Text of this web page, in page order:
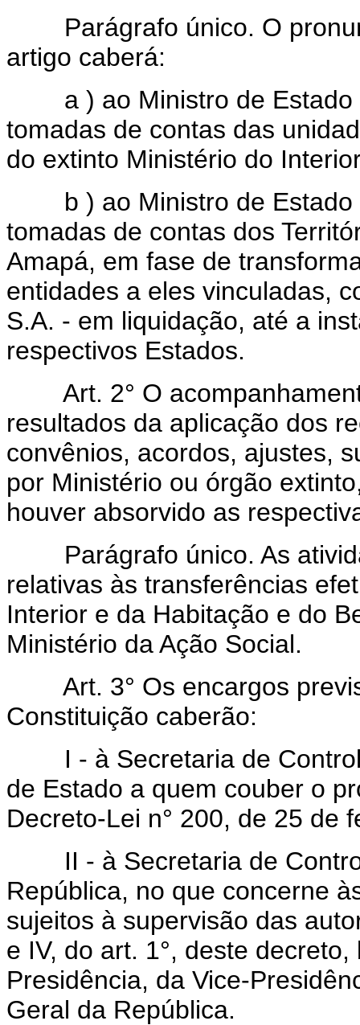
Parágrafo único. O
artigo caberá:
a ) ao Ministro de Estado
tomadas de contas das
do extinto Ministério do
b ) ao Ministro de Estado
tomadas de contas dos
Amapá, em fase de
entidades a eles vinculadas,
S.A. - em liquidação, até a
respectivos Estados.
Art. 2° O
resultados da aplicação dos
convênios, acordos, ajustes,
por Ministério ou órgão
houver absorvido as
Parágrafo único. As
relativas às transferências
Interior e da Habitação e do
Ministério da Ação Social.
Art. 3° Os encargos
Constituição caberão:
I - à Secretaria de
de Estado a quem couber o
Decreto-Lei n° 200, de 25 de
II - à Secretaria de
República, no que concerne
sujeitos à supervisão das
e IV, do art. 1°, deste
Presidência, da Vice-
Geral da República.